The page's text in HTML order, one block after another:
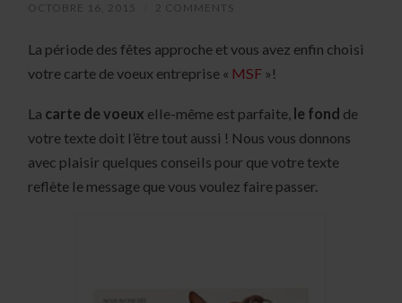
OCTOBRE 16, 2015 2 COMMENTS
La période des fêtes approche et vous avez enfin choisi
votre carte de voeux entreprise « MSF »!
La carte de voeux elle-même est parfaite, le fond de
votre texte doit l’être tout aussi ! Nous vous donnons
avec plaisir quelques conseils pour que votre texte
reflète le message que vous voulez faire passer.